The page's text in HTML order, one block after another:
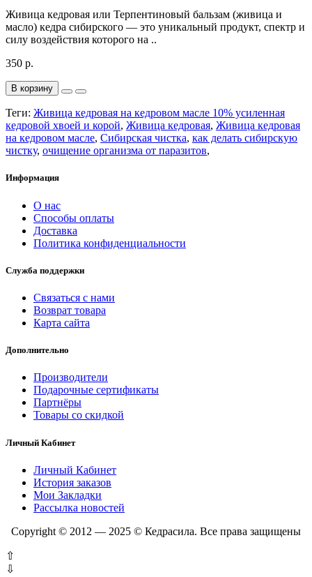
Живица кедровая или Терпентиновый бальзам (живица и
масло) кедра сибирского — это уникальный продукт, спектр и
силу воздействия которого на ..
350 р.
В корзину
Теги: Живица кедровая на кедровом масле 10% усиленная
кедровой хвоей и корой, Живица кедровая, Живица кедровая
на кедровом масле, Сибирская чистка, как делать сибирскую
чистку, очищение организма от паразитов,
Информация
О нас
Способы оплаты
Доставка
Политика конфиденциальности
Служба поддержки
Связаться с нами
Возврат товара
Карта сайта
Дополнительно
Производители
Подарочные сертификаты
Партнёры
Товары со скидкой
Личный Кабинет
Личный Кабинет
История заказов
Мои Закладки
Рассылка новостей
Copyright © 2012 — 2025 © Кедрасила. Все права защищены
⇧
⇩